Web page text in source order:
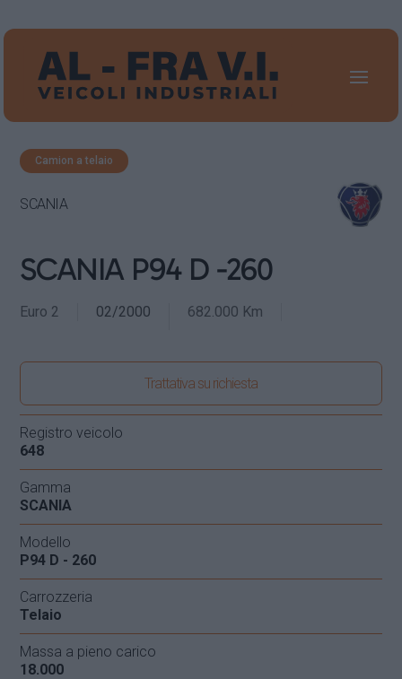
Camion a telaio
SCANIA
SCANIA P94 D -260
Euro 2 02/2000 682.000 Km
Trattativa su richiesta
Registro veicolo
648
Gamma
SCANIA
Modello
P94 D - 260
Carrozzeria
Telaio
Massa a pieno carico
18.000